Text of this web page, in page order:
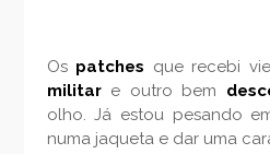
Os patches que recebi
militare outro bem
olho. Já estou pesando
numa jaqueta e dar uma